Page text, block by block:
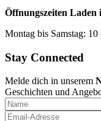
Öffnungszeiten
Montag bis Samstag:
Stay Connected
Melde dich in unserem
Geschichten und